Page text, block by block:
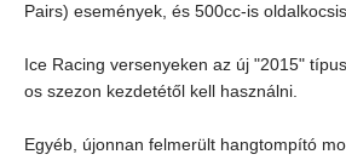
Pairs) események, és 500cc-is
Ice Racing versenyeken az új "2015"
os szezon kezdetétől kell használni.
Egyéb, újonnan felmerült hangtompító